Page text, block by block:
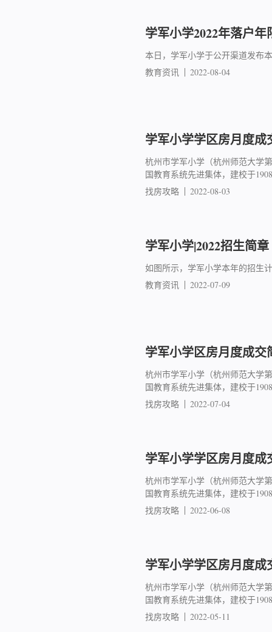
学军小学2022年落户年
本日，学军小学于公开渠道发布
教育资讯
2022-08-04
学军小学学区房月度
杭州市学军小学（杭州师范大学
国教育系统先进集体，建校于
找房攻略
2022-08-03
学军小学|2022招生简章
如图所示，学军小学本年的招生
教育资讯
2022-07-09
学军小学区房月度成
杭州市学军小学（杭州师范大学
国教育系统先进集体，建校于
找房攻略
2022-07-04
学军小学学区房月度
杭州市学军小学（杭州师范大学
国教育系统先进集体，建校于
找房攻略
2022-06-08
学军小学学区房月度
杭州市学军小学（杭州师范大学
国教育系统先进集体，建校于
找房攻略
2022-05-11